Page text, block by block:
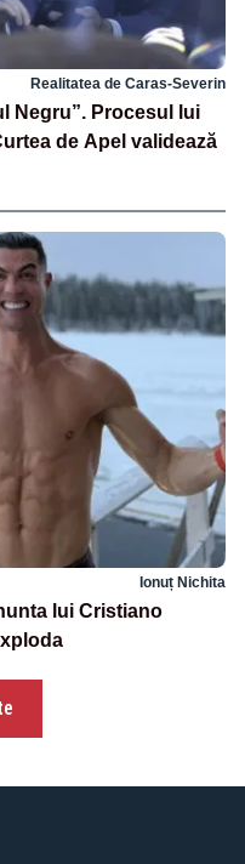
Realitatea de Caras-Severin
Negru”. Procesul lui
de Apel validează
Ionuț Nichita
lui Cristiano